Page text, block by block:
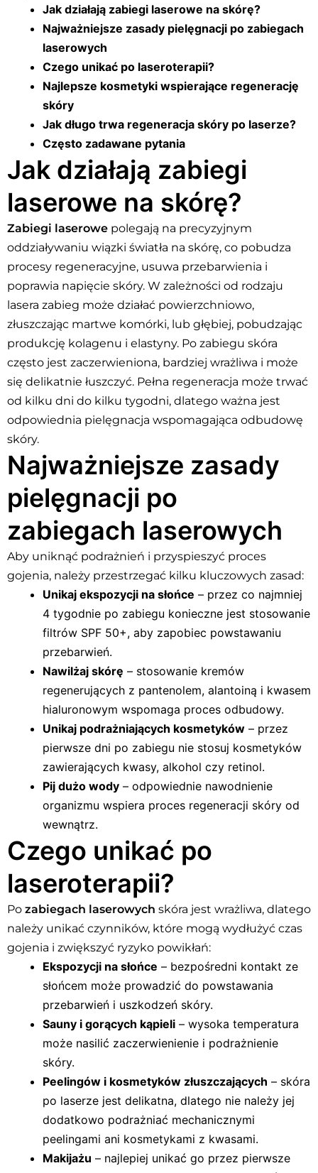
Jak działają zabiegi laserowe na skórę?
Najważniejsze zasady pielęgnacji po zabiegach
laserowych
Czego unikać po laseroterapii?
Najlepsze kosmetyki wspierające regenerację
skóry
Jak długo trwa regeneracja skóry po laserze?
Często zadawane pytania
Jak działają zabiegi
laserowe na skórę?
Zabiegi laserowe polegają na precyzyjnym
oddziaływaniu wiązki światła na skórę, co pobudza
procesy regeneracyjne, usuwa przebarwienia i
poprawia napięcie skóry. W zależności od rodzaju
lasera zabieg może działać powierzchniowo,
złuszczając martwe komórki, lub głębiej, pobudzając
produkcję kolagenu i elastyny. Po zabiegu skóra
często jest zaczerwieniona, bardziej wrażliwa i może
się delikatnie łuszczyć. Pełna regeneracja może trwać
od kilku dni do kilku tygodni, dlatego ważna jest
odpowiednia pielęgnacja wspomagająca odbudowę
skóry.
Najważniejsze zasady
pielęgnacji po
zabiegach laserowych
Aby uniknąć podrażnień i przyspieszyć proces
gojenia, należy przestrzegać kilku kluczowych zasad:
Unikaj ekspozycji na słońce – przez co najmniej
4 tygodnie po zabiegu konieczne jest stosowanie
filtrów SPF 50+, aby zapobiec powstawaniu
przebarwień.
Nawilżaj skórę – stosowanie kremów
regenerujących z pantenolem, alantoiną i kwasem
hialuronowym wspomaga proces odbudowy.
Unikaj podrażniających kosmetyków – przez
pierwsze dni po zabiegu nie stosuj kosmetyków
zawierających kwasy, alkohol czy retinol.
Pij dużo wody – odpowiednie nawodnienie
organizmu wspiera proces regeneracji skóry od
wewnątrz.
Czego unikać po
laseroterapii?
Po zabiegach laserowych skóra jest wrażliwa, dlatego
należy unikać czynników, które mogą wydłużyć czas
gojenia i zwiększyć ryzyko powikłań:
Ekspozycji na słońce – bezpośredni kontakt ze
słońcem może prowadzić do powstawania
przebarwień i uszkodzeń skóry.
Sauny i gorących kąpieli – wysoka temperatura
może nasilić zaczerwienienie i podrażnienie
skóry.
Peelingów i kosmetyków złuszczających – skóra
po laserze jest delikatna, dlatego nie należy jej
dodatkowo podrażniać mechanicznymi
peelingami ani kosmetykami z kwasami.
Makijażu – najlepiej unikać go przez pierwsze